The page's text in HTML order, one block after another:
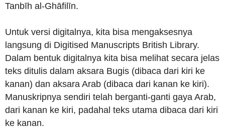
Tanbīh al-Ghāfilīn.
Untuk versi digitalnya, kita bisa mengaksesnya
langsung di Digitised Manuscripts British Library.
Dalam bentuk digitalnya kita bisa melihat secara jelas
teks ditulis dalam aksara Bugis (dibaca dari kiri ke
kanan) dan aksara Arab (dibaca dari kanan ke kiri).
Manuskripnya sendiri telah berganti-ganti gaya Arab,
dari kanan ke kiri, padahal teks utama dibaca dari kiri
ke kanan.